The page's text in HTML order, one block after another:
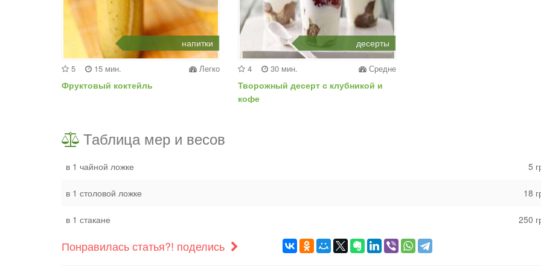
напитки
5 15 мин. Легко
Фруктовый коктейль
десерты
4 30 мин. Средне
Творожный десерт с клубникой и
кофе
Таблица мер и весов
в 1 чайной ложке 5
в 1 столовой ложке 18
в 1 стакане 250
Понравилась статья?! поделись